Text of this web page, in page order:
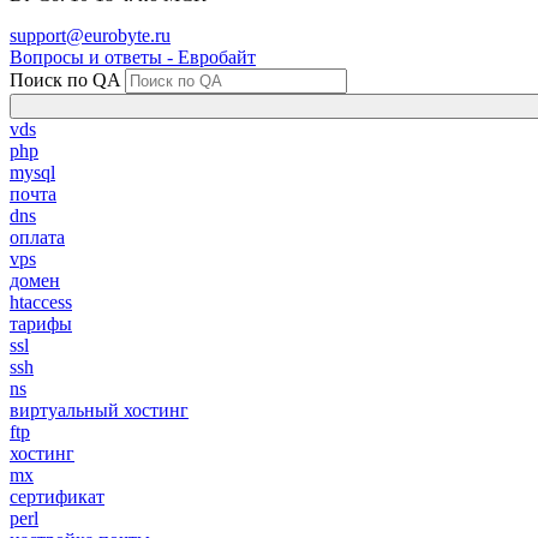
support@eurobyte.ru
Вопросы и ответы - Евробайт
Поиск по QA
vds
php
mysql
почта
dns
оплата
vps
домен
htaccess
тарифы
ssl
ssh
ns
виртуальный хостинг
ftp
хостинг
mx
сертификат
perl